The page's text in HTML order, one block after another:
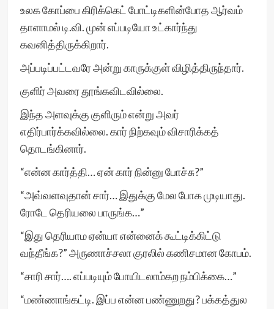
உலக கோப்பை கிரிக்கெட் போட்டிகளின்போத ஆர்வம்
தாளாமல் டி.வி. முன் எப்படியோ உட்கார்ந்து
கவனித்திருக்கிறார்.
அப்படிப்பட்டவரே அன்று காருக்குள் விழித்திருந்தார்.
குளிர் அவரை தூங்கவிடவில்லை.
இந்த அளவுக்கு குளிரும் என்று அவர்
எதிர்பார்க்கவில்லை. கார் நிற்கவும் விசாரிக்கத்
தொடங்கினார்.
“என்ன கார்த்தி… ஏன் கார் நின்னு போச்சு?”
“அவ்வளவுதான் சார்… இதுக்கு மேல போக முடியாது.
ரோடே தெரியலை பாருங்க…”
“இது தெரியாம ஏன்யா என்னைக் கூட்டிக்கிட்டு
வந்தீங்க?” அருணாச்சலா குரலில் கணிசமான கோபம்.
“சாரி சார்…. எப்படியும் போயிடலாம்கற நம்பிக்கை…”
“மண்ணாங்கட்டி. இப்ப என்ன பண்ணுறது? பக்கத்துல